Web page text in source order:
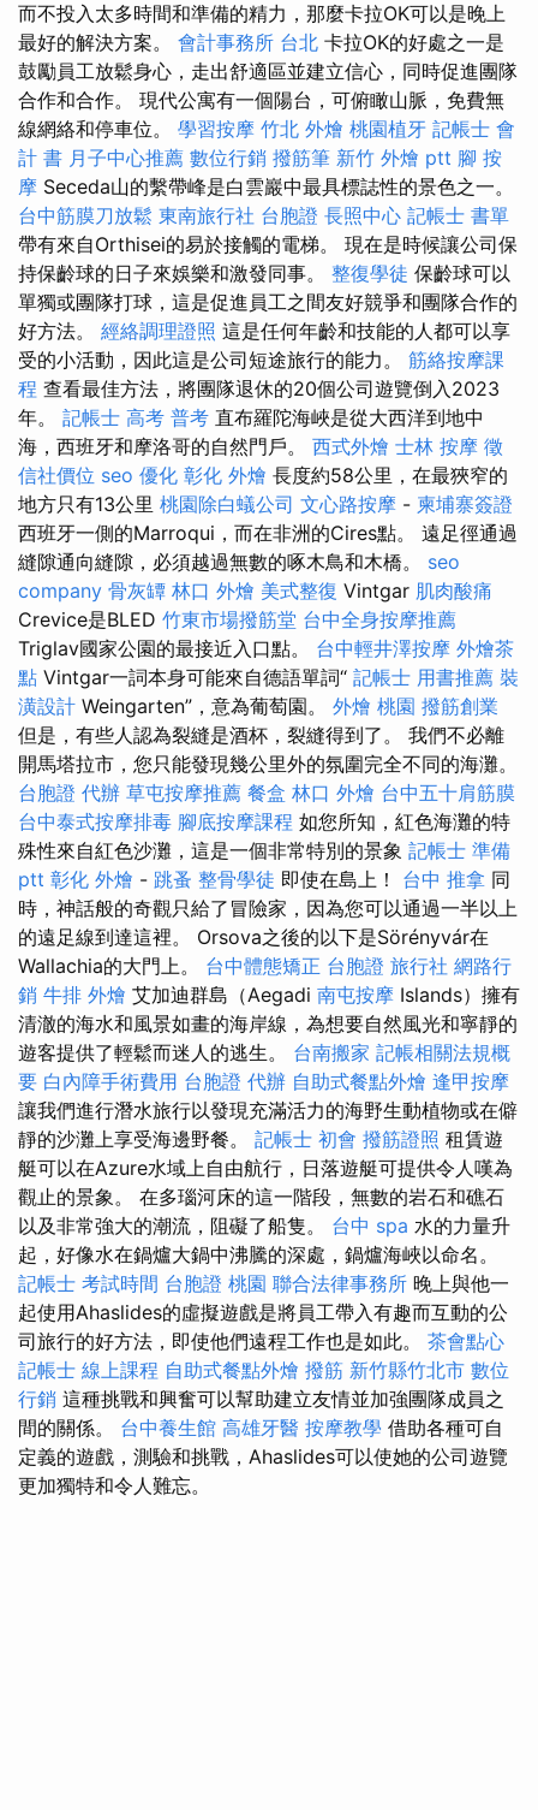
而不投入太多時間和準備的精力，那麼卡拉OK可以是晚上
最好的解決方案。 會計事務所 台北 卡拉OK的好處之一是
鼓勵員工放鬆身心，走出舒適區並建立信心，同時促進團隊
合作和合作。 現代公寓有一個陽台，可俯瞰山脈，免費無
線網絡和停車位。 學習按摩 竹北 外燴 桃園植牙 記帳士 會
計 書 月子中心推薦 數位行銷 撥筋筆 新竹 外燴 ptt 腳 按
摩 Seceda山的繫帶峰是白雲巖中最具標誌性的景色之一。
台中筋膜刀放鬆 東南旅行社 台胞證 長照中心 記帳士 書單
帶有來自Orthisei的易於接觸的電梯。 現在是時候讓公司保
持保齡球的日子來娛樂和激發同事。 整復學徒 保齡球可以
單獨或團隊打球，這是促進員工之間友好競爭和團隊合作的
好方法。 經絡調理證照 這是任何年齡和技能的人都可以享
受的小活動，因此這是公司短途旅行的能力。 筋絡按摩課
程 查看最佳方法，將團隊退休的20個公司遊覽倒入2023
年。 記帳士 高考 普考 直布羅陀海峽是從大西洋到地中
海，西班牙和摩洛哥的自然門戶。 西式外燴 士林 按摩 徵
信社價位 seo 優化 彰化 外燴 長度約58公里，在最狹窄的
地方只有13公里 桃園除白蟻公司 文心路按摩 - 柬埔寨簽證
西班牙一側的Marroqui，而在非洲的Cires點。 遠足徑通過
縫隙通向縫隙，必須越過無數的啄木鳥和木橋。 seo
company 骨灰罈 林口 外燴 美式整復 Vintgar 肌肉酸痛
Crevice是BLED 竹東市場撥筋堂 台中全身按摩推薦
Triglav國家公園的最接近入口點。 台中輕井澤按摩 外燴茶
點 Vintgar一詞本身可能來自德語單詞“ 記帳士 用書推薦 裝
潢設計 Weingarten”，意為葡萄園。 外燴 桃園 撥筋創業
但是，有些人認為裂縫是酒杯，裂縫得到了。 我們不必離
開馬塔拉市，您只能發現幾公里外的氛圍完全不同的海灘。
台胞證 代辦 草屯按摩推薦 餐盒 林口 外燴 台中五十肩筋膜
台中泰式按摩排毒 腳底按摩課程 如您所知，紅色海灘的特
殊性來自紅色沙灘，這是一個非常特別的景象 記帳士 準備
ptt 彰化 外燴 - 跳蚤 整骨學徒 即使在島上！ 台中 推拿 同
時，神話般的奇觀只給了冒險家，因為您可以通過一半以上
的遠足線到達這裡。 Orsova之後的以下是Sörényvár在
Wallachia的大門上。 台中體態矯正 台胞證 旅行社 網路行
銷 牛排 外燴 艾加迪群島（Aegadi 南屯按摩 Islands）擁有
清澈的海水和風景如畫的海岸線，為想要自然風光和寧靜的
遊客提供了輕鬆而迷人的逃生。 台南搬家 記帳相關法規概
要 白內障手術費用 台胞證 代辦 自助式餐點外燴 逢甲按摩
讓我們進行潛水旅行以發現充滿活力的海野生動植物或在僻
靜的沙灘上享受海邊野餐。 記帳士 初會 撥筋證照 租賃遊
艇可以在Azure水域上自由航行，日落遊艇可提供令人嘆為
觀止的景象。 在多瑙河床的這一階段，無數的岩石和礁石
以及非常強大的潮流，阻礙了船隻。 台中 spa 水的力量升
起，好像水在鍋爐大鍋中沸騰的深處，鍋爐海峽以命名。
記帳士 考試時間 台胞證 桃園 聯合法律事務所 晚上與他一
起使用Ahaslides的虛擬遊戲是將員工帶入有趣而互動的公
司旅行的好方法，即使他們遠程工作也是如此。 茶會點心
記帳士 線上課程 自助式餐點外燴 撥筋 新竹縣竹北市 數位
行銷 這種挑戰和興奮可以幫助建立友情並加強團隊成員之
間的關係。 台中養生館 高雄牙醫 按摩教學 借助各種可自
定義的遊戲，測驗和挑戰，Ahaslides可以使她的公司遊覽
更加獨特和令人難忘。